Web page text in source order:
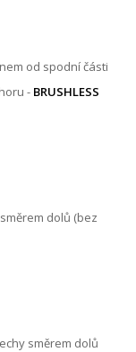
od spodní části
- BRUSHLESS
dolů (bez
směrem dolů